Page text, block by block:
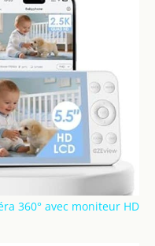
360° avec moniteur HD